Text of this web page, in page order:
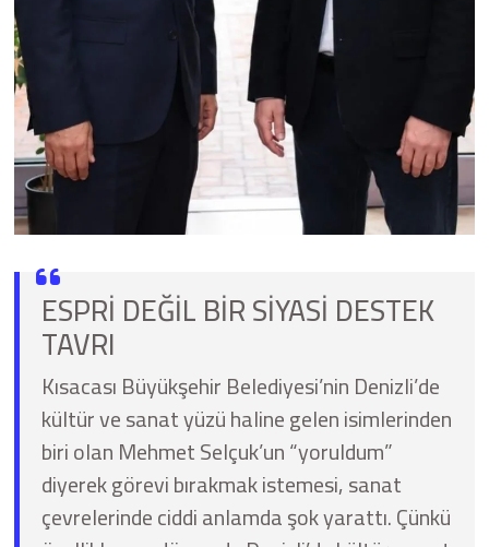
ESPRİ DEĞİL BİR SİYASİ DESTEK
TAVRI
Kısacası Büyükşehir Belediyesi’nin Denizli’de
kültür ve sanat yüzü haline gelen isimlerinden
biri olan Mehmet Selçuk’un “yoruldum”
diyerek görevi bırakmak istemesi, sanat
çevrelerinde ciddi anlamda şok yarattı. Çünkü